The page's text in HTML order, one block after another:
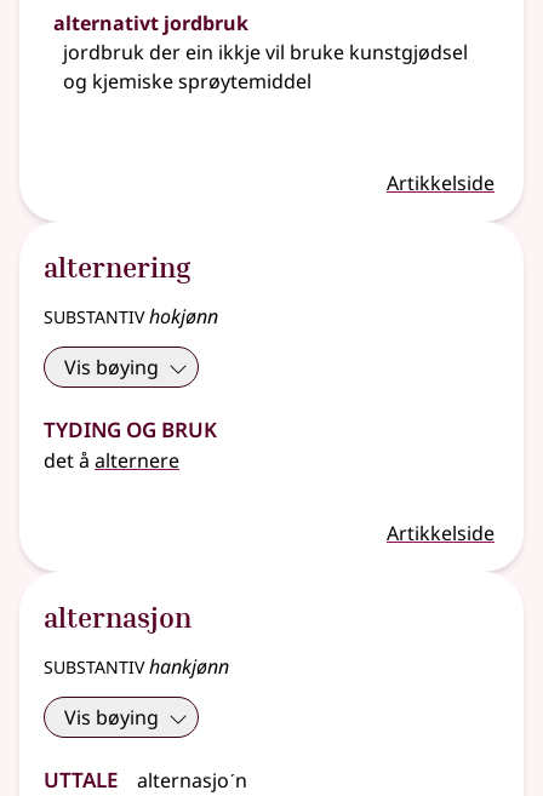
alternativt jordbruk
jordbruk der ein ikkje vil bruke kunstgjødsel
og kjemiske sprøytemiddel
Artikkelside
alternering
substantivhokjønn
Vis bøying
Tyding og bruk
det å alternere
Artikkelside
alternasjon
substantivhankjønn
Vis bøying
Uttale alternasjoˊn